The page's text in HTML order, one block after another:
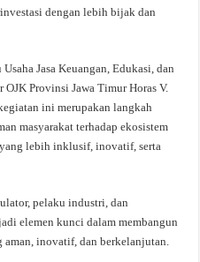
dengan lebih bijak dan
Jasa Keuangan, Edukasi, dan
Provinsi Jawa Timur Horas V.
ini merupakan langkah
masyarakat terhadap ekosistem
lebih inklusif, inovatif, serta
pelaku industri, dan
elemen kunci dalam membangun
aman, inovatif, dan berkelanjutan.